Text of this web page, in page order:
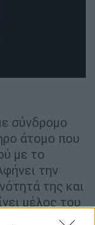
σύνδρομο
άτομο που
με το
την
της και
μέλος του